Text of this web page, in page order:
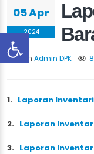
05 Apr
2024
Oleh Admin DPK
1. Laporan
2. Laporan
3. Laporan